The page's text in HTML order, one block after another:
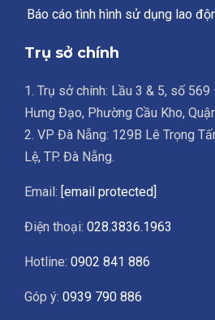
Báo cáo tình hình sử dụng lao
Trụ sở chính
1. Trụ sở chính: Lầu 3 & 5, số
Hưng Đạo, Phường Cầu Kho,
2. VP Đà Nẵng: 129B Lê Trọng
Lệ, TP. Đà Nẵng.
Email: [email protected]
Điện thoại: 028.3836.1963
Hotline: 0902 841 886
Góp ý: 0939 790 886